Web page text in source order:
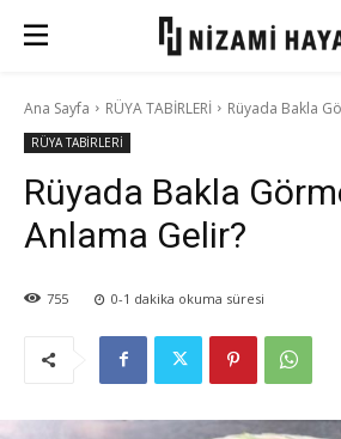
Ana Sayfa RÜYA TABİRLERİ Rüyada Bakla
RÜYA TABİRLERİ
Rüyada Bakla
Anlama Gelir?
755 0-1 dakika okuma süresi